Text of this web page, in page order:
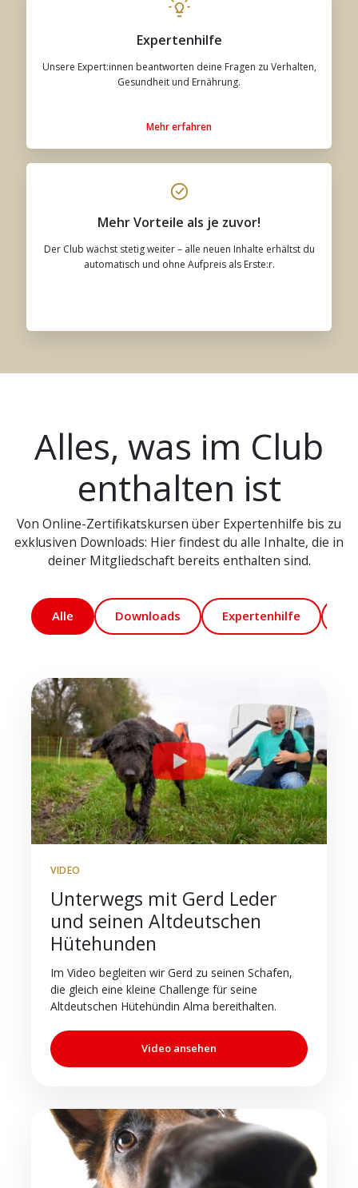
Expertenhilfe
Unsere Expert:innen beantworten deine Fragen zu Verhalten,
Gesundheit und Ernährung.
Mehr erfahren
Mehr Vorteile als je zuvor!
Der Club wächst stetig weiter – alle neuen Inhalte erhältst du
automatisch und ohne Aufpreis als Erste:r.
Alles, was im Club
enthalten ist
Von Online-Zertifikatskursen über Expertenhilfe bis zu
exklusiven Downloads: Hier findest du alle Inhalte, die in
deiner Mitgliedschaft bereits enthalten sind.
Alle Downloads Expertenhilfe
VIDEO
Unterwegs mit Gerd Leder
und seinen Altdeutschen
Hütehunden
Im Video begleiten wir Gerd zu seinen Schafen,
die gleich eine kleine Challenge für seine
Altdeutschen Hütehündin Alma bereithalten.
Video ansehen